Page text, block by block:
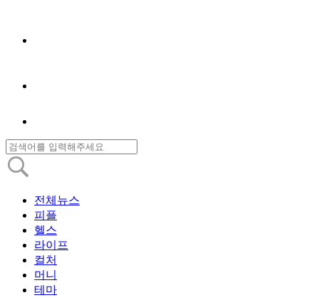
전체뉴스
피플
헬스
라이프
컬처
머니
테마